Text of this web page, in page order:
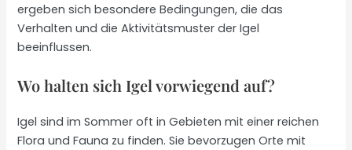
ergeben sich besondere Bedingungen, die das
Verhalten und die Aktivitätsmuster der Igel
beeinflussen.
Wo halten sich Igel vorwiegend auf?
Igel sind im Sommer oft in Gebieten mit einer reichen
Flora und Fauna zu finden. Sie bevorzugen Orte mit